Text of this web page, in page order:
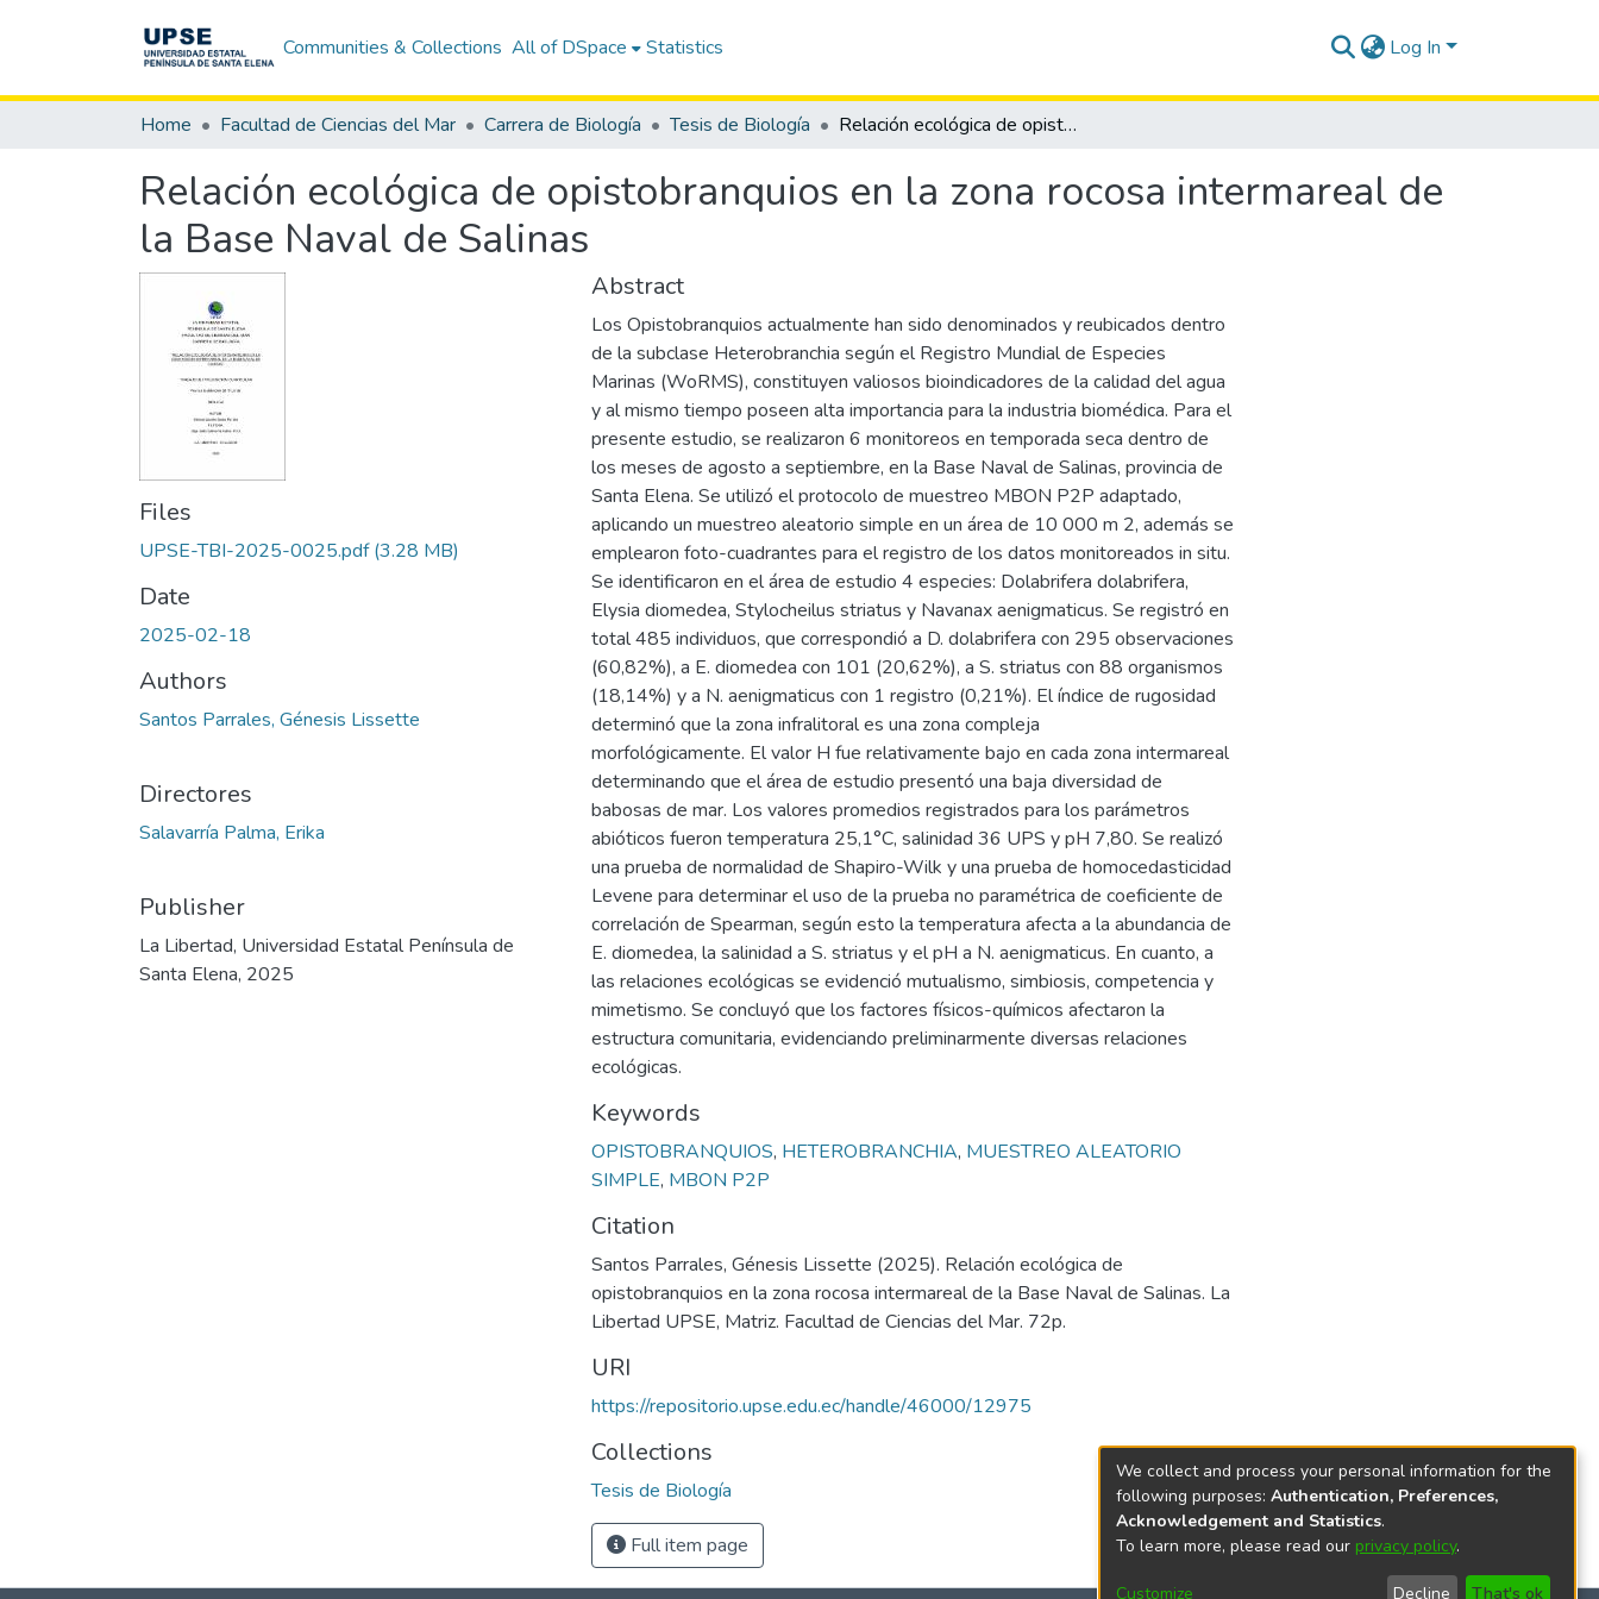
Communities & Collections All of DSpace Statistics Log In
Home Facultad de Ciencias del Mar Carrera de Biología Tesis de Biología Relación ecológica de opistobranquios en la zona rocosa intermareal de la Base Naval de Salinas
Relación ecológica de opistobranquios en la zona rocosa intermareal de
la Base Naval de Salinas
Files
UPSE-TBI-2025-0025.pdf(3.28 MB)
Date
2025-02-18
Authors
Santos Parrales, Génesis Lissette
Directores
Salavarría Palma, Erika
Publisher
La Libertad, Universidad Estatal Península de
Santa Elena, 2025
Abstract
Los Opistobranquios actualmente han sido denominados y reubicados dentro
de la subclase Heterobranchia según el Registro Mundial de Especies
Marinas (WoRMS), constituyen valiosos bioindicadores de la calidad del agua
y al mismo tiempo poseen alta importancia para la industria biomédica. Para el
presente estudio, se realizaron 6 monitoreos en temporada seca dentro de
los meses de agosto a septiembre, en la Base Naval de Salinas, provincia de
Santa Elena. Se utilizó el protocolo de muestreo MBON P2P adaptado,
aplicando un muestreo aleatorio simple en un área de 10 000 m 2, además se
emplearon foto-cuadrantes para el registro de los datos monitoreados in situ.
Se identificaron en el área de estudio 4 especies: Dolabrifera dolabrifera,
Elysia diomedea, Stylocheilus striatus y Navanax aenigmaticus. Se registró en
total 485 individuos, que correspondió a D. dolabrifera con 295 observaciones
(60,82%), a E. diomedea con 101 (20,62%), a S. striatus con 88 organismos
(18,14%) y a N. aenigmaticus con 1 registro (0,21%). El índice de rugosidad
determinó que la zona infralitoral es una zona compleja
morfológicamente. El valor H fue relativamente bajo en cada zona intermareal
determinando que el área de estudio presentó una baja diversidad de
babosas de mar. Los valores promedios registrados para los parámetros
abióticos fueron temperatura 25,1°C, salinidad 36 UPS y pH 7,80. Se realizó
una prueba de normalidad de Shapiro-Wilk y una prueba de homocedasticidad
Levene para determinar el uso de la prueba no paramétrica de coeficiente de
correlación de Spearman, según esto la temperatura afecta a la abundancia de
E. diomedea, la salinidad a S. striatus y el pH a N. aenigmaticus. En cuanto, a
las relaciones ecológicas se evidenció mutualismo, simbiosis, competencia y
mimetismo. Se concluyó que los factores físicos-químicos afectaron la
estructura comunitaria, evidenciando preliminarmente diversas relaciones
ecológicas.
Keywords
OPISTOBRANQUIOS, HETEROBRANCHIA, MUESTREO ALEATORIO
SIMPLE, MBON P2P
Citation
Santos Parrales, Génesis Lissette (2025). Relación ecológica de
opistobranquios en la zona rocosa intermareal de la Base Naval de Salinas. La
Libertad UPSE, Matriz. Facultad de Ciencias del Mar. 72p.
URI
https://repositorio.upse.edu.ec/handle/46000/12975
Collections
Tesis de Biología
Full item page
We collect and process your personal information for the
following purposes: Authentication, Preferences,
Acknowledgement and Statistics.
To learn more, please read our privacy policy.
Customize Decline That's ok